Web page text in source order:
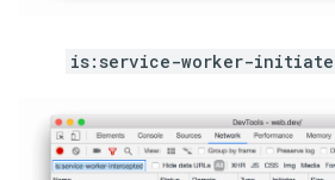
is:service-worker-